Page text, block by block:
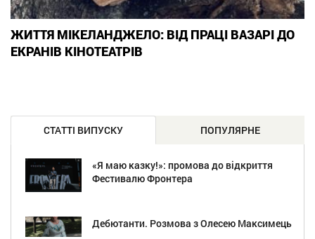
ЖИТТЯ МІКЕЛАНДЖЕЛО: ВІД ПРАЦІ ВАЗАРІ ДО
ЕКРАНІВ КІНОТЕАТРІВ
СТАТТІ ВИПУСКУ ПОПУЛЯРНЕ
«Я маю казку!»: промова до відкриття
Фестивалю Фронтера
Дебютанти. Розмова з Олесею Максимець